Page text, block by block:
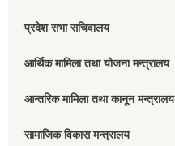
प्रदेश सभा सचिवालय
आर्थिक मामिला तथा योजना मन्त्रालय
आन्तरिक मामिला तथा कानून मन्त्रालय
सामाजिक विकास मन्त्रालय